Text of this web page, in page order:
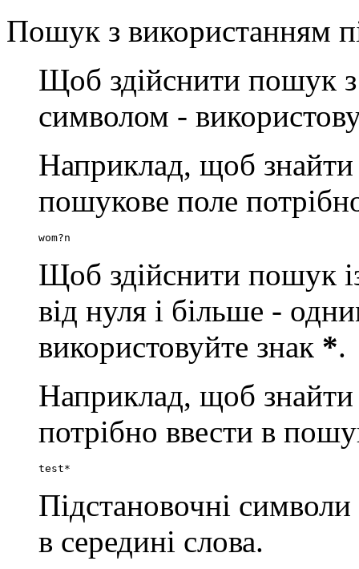
Пошук з використанням
Щоб здійснити пошук
символом -
Наприклад, щоб
пошукове поле
wom?n
Щоб здійснити пошук
від нуля і більше -
використовуйте знак *.
Наприклад, щоб знайти
потрібно ввести в
test*
Підстановочні
в середині слова.